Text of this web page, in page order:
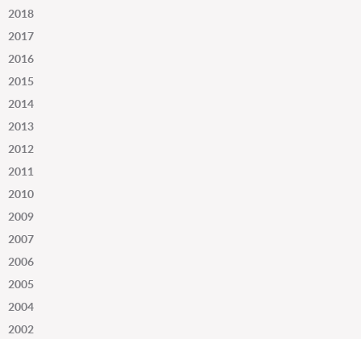
2018
2017
2016
2015
2014
2013
2012
2011
2010
2009
2007
2006
2005
2004
2002